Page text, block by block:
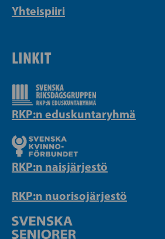
Yhteispiiri
LINKIT
RKP:n eduskuntaryhmä
RKP:n naisjärjestö
RKP:n nuorisojärjestö